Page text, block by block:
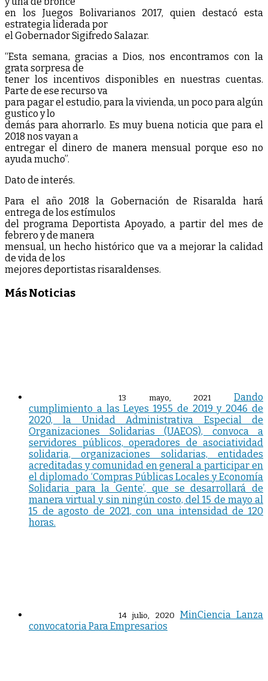
en los Juegos Bolivarianos 2017, quien destacó esta
estrategia liderada por
el Gobernador Sigifredo Salazar.
“Esta semana, gracias a Dios, nos encontramos con la
grata sorpresa de
tener los incentivos disponibles en nuestras cuentas.
Parte de ese recurso va
para pagar el estudio, para la vivienda, un poco para algún
gustico y lo
demás para ahorrarlo. Es muy buena noticia que para el
2018 nos vayan a
entregar el dinero de manera mensual porque eso no
ayuda mucho”.
Dato de interés.
Para el año 2018 la Gobernación de Risaralda hará
entrega de los estímulos
del programa Deportista Apoyado, a partir del mes de
febrero y de manera
mensual, un hecho histórico que va a mejorar la calidad
de vida de los
mejores deportistas risaraldenses.
Más Noticias
13 mayo, 2021
Dando
cumplimiento a las Leyes 1955 de 2019 y 2046 de
2020, la Unidad Administrativa Especial de
Organizaciones Solidarias (UAEOS), convoca a
servidores públicos, operadores de asociatividad
solidaria, organizaciones solidarias, entidades
acreditadas y comunidad en general a participar en
el diplomado ‘Compras Públicas Locales y Economía
Solidaria para la Gente’, que se desarrollará de
manera virtual y sin ningún costo, del 15 de mayo al
15 de agosto de 2021, con una intensidad de 120
horas.
14 julio, 2020
MinCiencia Lanza
convocatoria Para Empresarios